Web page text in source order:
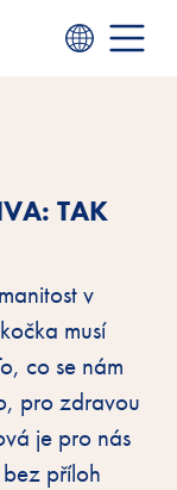
TAK
v
musí
co se nám
pro zdravou
je pro nás
příloh